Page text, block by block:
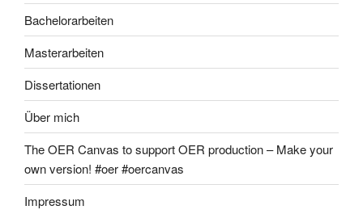
Bachelorarbeiten
Masterarbeiten
Dissertationen
Über mich
The OER Canvas to support OER production – Make your
own version! #oer #oercanvas
Impressum